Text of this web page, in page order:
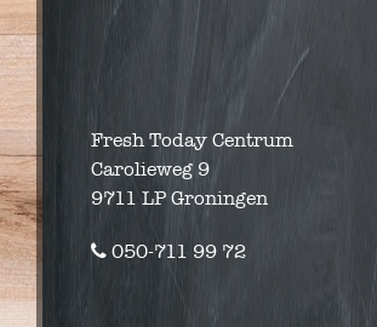
Fresh Today Centrum
Carolieweg 9
9711 LP Groningen
050-711 99 72